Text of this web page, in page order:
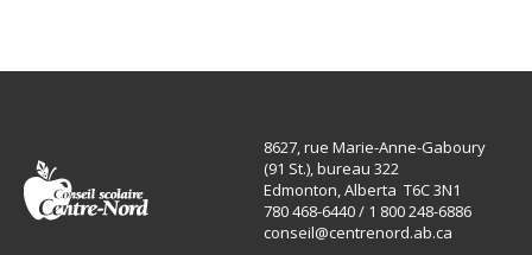
8627, rue Marie-Anne-Gaboury
(91 St.), bureau 322
Edmonton, Alberta T6C 3N1
780 468-6440 / 1 800 248-6886
conseil@centrenord.ab.ca